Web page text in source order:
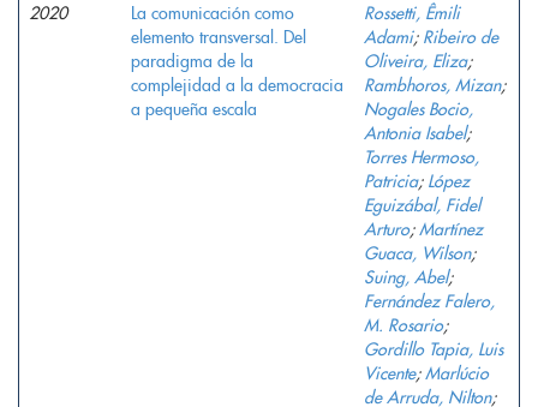
2020
La comunicación como
elemento transversal. Del
paradigma de la
complejidad a la democracia
a pequeña escala
Rossetti, Êmili
Adami; Ribeiro de
Oliveira, Eliza;
Rambhoros, Mizan;
Nogales Bocio,
Antonia Isabel;
Torres Hermoso,
Patricia; López
Eguizábal, Fidel
Arturo;Martínez
Guaca, Wilson;
Suing, Abel;
Fernández Falero,
M. Rosario;
Gordillo Tapia, Luis
Vicente;Marlúcio
de Arruda, Nilton;